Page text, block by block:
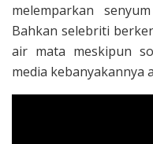
melemparkan
Bahkan selebriti
air mata meskipun
media kebanyakannya